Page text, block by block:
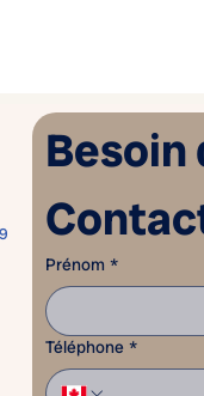
Prénom *
Téléphone *